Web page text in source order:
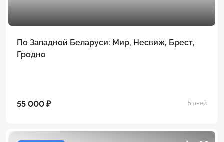
По Западной Беларуси: Мир, Несвиж, Брест,
Гродно
55 000 ₽ 5 дней